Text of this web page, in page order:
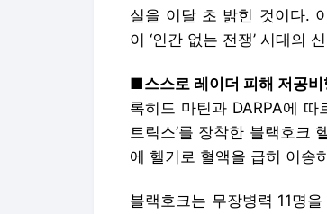
실을 이달 초 밝힌 것이다.
이 ‘인간 없는 전쟁’ 시대의
■스스로 레이더 피해 저공비
록히드 마틴과 DARPA에 따
트릭스’를 장착한 블랙호크
에 헬기로 혈액을 급히 이송
블랙호크는 무장병력 11명